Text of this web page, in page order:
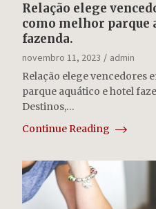
Relação elege
como melhor parque
fazenda.
novembro 11, 2023
admin
Relação elege vencedores
parque aquático e hotel
Destinos,…
Continue Reading